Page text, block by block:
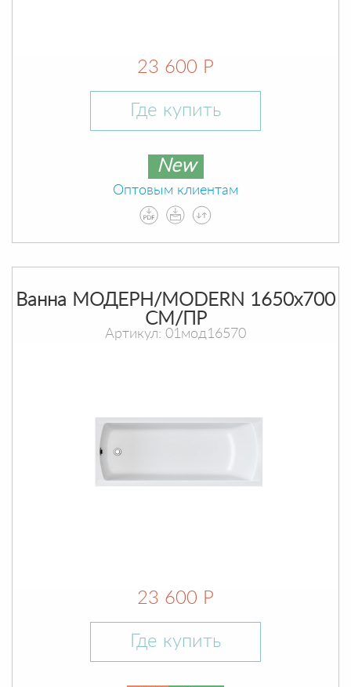
23 600 Р
Где купить
New
Оптовым клиентам
Ванна МОДЕРН/MODERN 1650х700
СМ/ПР
Артикул: 01мод16570
23 600 Р
Где купить